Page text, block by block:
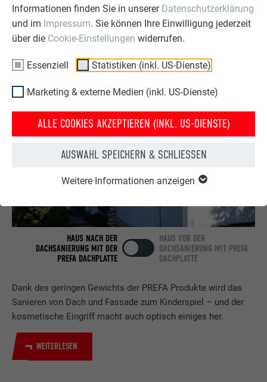
Informationen finden Sie in unserer Datenschutzerklärung
und im Impressum. Sie können Ihre Einwilligung jederzeit
über die Cookie-Einstellungen widerrufen.
Essenziell Statistiken (inkl. US-Dienste)
Marketing & externe Medien (inkl. US-Dienste)
ALLE COOKIES AKZEPTIEREN (INKL. US-DIENSTE)
AUSWAHL SPEICHERN & SCHLIESSEN
Weitere Informationen anzeigen
Dank des geringen Gewichts der PREFA Produkte wird das
Sanieren von Dach und Fassade zum Kinderspiel – und der
kosmetische Eingriff macht auch optisch einiges her.
WEITERLESEN
PREFA SANIERUNGSGALERIE
OBJEKTE VOR UND NACH DER SANIERUNG
HAUS NACH DER
DACHSANIERUNG MIT DER
PREFA DACHPLATTE
HAUS VOR DER
DACHSANIERUNG MIT PREFA
DACHPLATTE